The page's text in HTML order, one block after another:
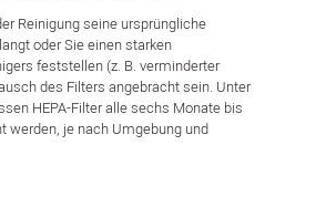
Reinigung seine ursprüngliche
oder Sie einen starken
feststellen (z. B. verminderter
des Filters angebracht sein. Unter
HEPA-Filter alle sechs Monate bis
werden, je nach Umgebung und